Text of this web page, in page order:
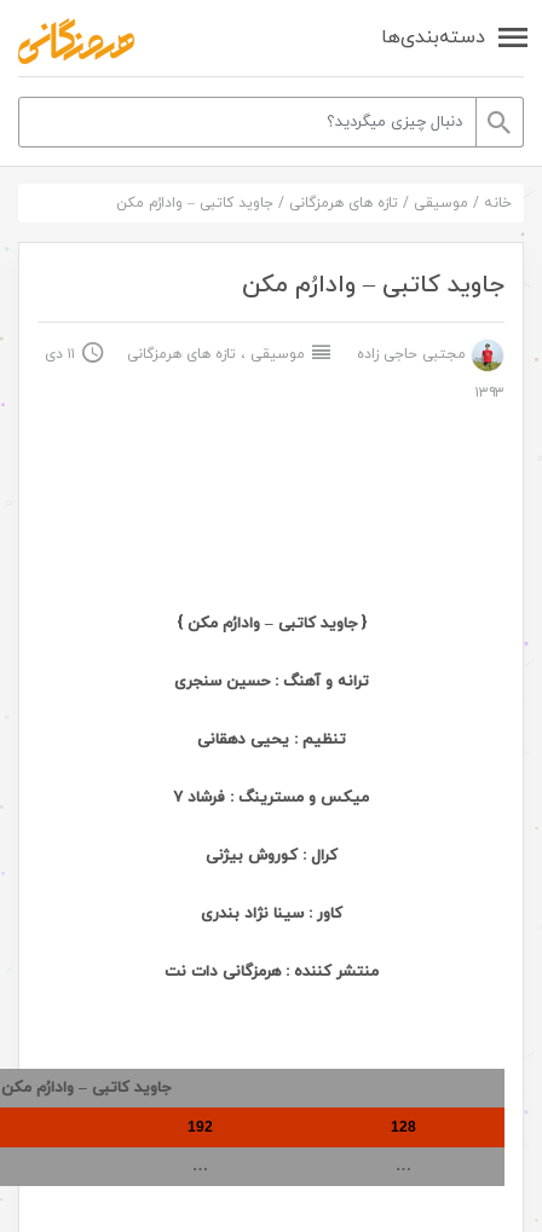
دسته‌بندی‌ها
خانه / موسیقی / تازه های هرمزگانی / جاوید کاتبی – وادارُم مکن
جاوید کاتبی – وادارُم مکن
مجتبی حاجی زاده موسیقی ، تازه های هرمزگانی
۱۱ دی
۱۳۹۳
{ جاوید کاتبی – وادارُم مکن }
ترانه و آهنگ : حسین سنجری
تنظیم : یحیی دهقانی
میکس و مسترینگ : فرشاد 7
کرال : کوروش بیژنی
کاور : سینا نژاد بندری
منتشر کننده : هرمزگانی دات نت
جاوید کاتبی – وادارُم مکن
128
192
…
…